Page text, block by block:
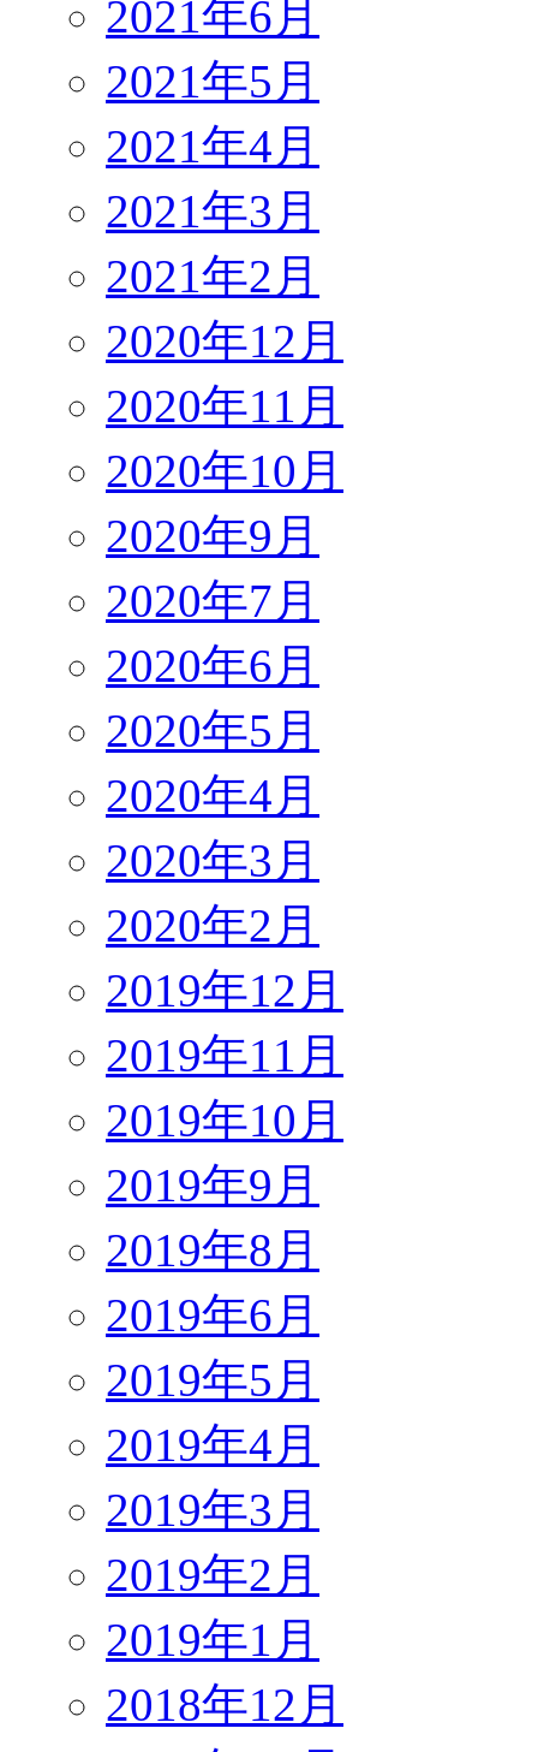
2021年6月
2021年5月
2021年4月
2021年3月
2021年2月
2020年12月
2020年11月
2020年10月
2020年9月
2020年7月
2020年6月
2020年5月
2020年4月
2020年3月
2020年2月
2019年12月
2019年11月
2019年10月
2019年9月
2019年8月
2019年6月
2019年5月
2019年4月
2019年3月
2019年2月
2019年1月
2018年12月